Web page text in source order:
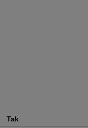
Tak